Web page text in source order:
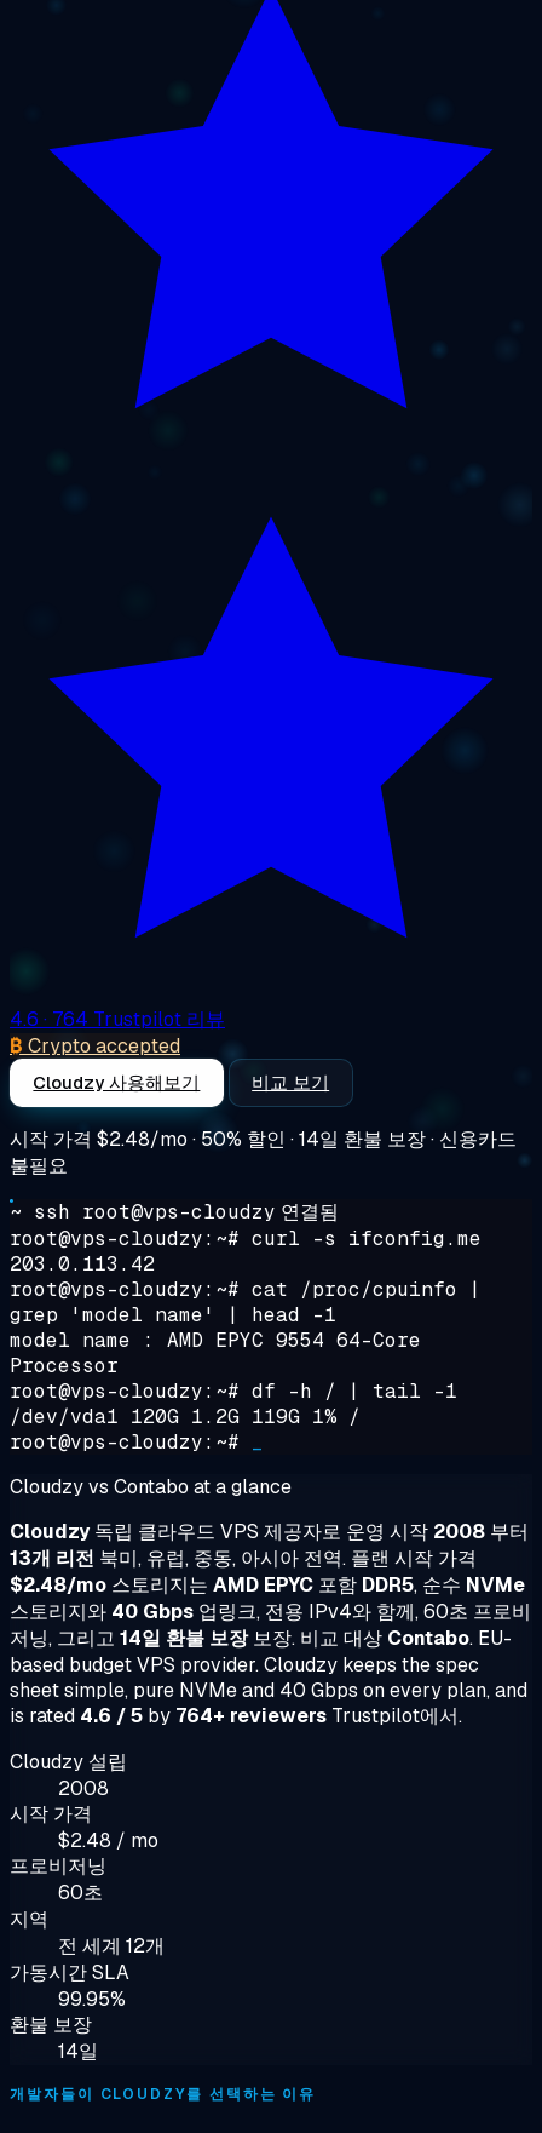
4.6 · 764 Trustpilot 리뷰
₿ Crypto accepted
Cloudzy 사용해보기 비교 보기
시작 가격 $2.48/mo · 50% 할인 · 14일 환불 보장 · 신용카드
불필요
~ ssh root@vps-cloudzy 연결됨
root@vps-cloudzy:~# curl -s ifconfig.me
203.0.113.42
root@vps-cloudzy:~# cat /proc/cpuinfo |
grep 'model name' | head -1
model name : AMD EPYC 9554 64-Core
Processor
root@vps-cloudzy:~# df -h / | tail -1
/dev/vda1 120G 1.2G 119G 1% /
root@vps-cloudzy:~#
Cloudzy vs Contabo at a glance
Cloudzy독립 클라우드 VPS 제공자로 운영 시작 2008 부터
13개 리전 북미, 유럽, 중동, 아시아 전역. 플랜 시작 가격
$2.48/mo 스토리지는 AMD EPYC 포함 DDR5, 순수 NVMe
스토리지와 40 Gbps 업링크, 전용 IPv4와 함께, 60초 프로비
저닝, 그리고 14일 환불 보장보장. 비교 대상 Contabo. EU-
based budget VPS provider. Cloudzy keeps the spec
sheet simple, pure NVMe and 40 Gbps on every plan, and
is rated 4.6 / 5 by 764+ reviewers Trustpilot에서.
Cloudzy 설립
2008
시작 가격
$2.48 / mo
프로비저닝
60초
지역
전 세계 12개
가동시간 SLA
99.95%
환불 보장
14일
개발자들이 CLOUDZY를 선택하는 이유